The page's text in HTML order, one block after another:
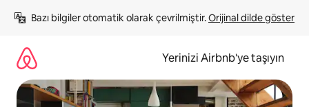
atla
Bazı bilgiler otomatik olarak çevrilmiştir. Orijinal dilde göster
Yerinizi Airbnb'ye taşıyın